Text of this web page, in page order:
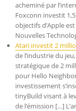
acheminé par
Foxconn investit
objectifs d’Apple
Nouvelles
Atari investit 2
de l’industrie du
stratégique de 2
pour Hello
investissement
tinyBuild visant à
de l’émission […]